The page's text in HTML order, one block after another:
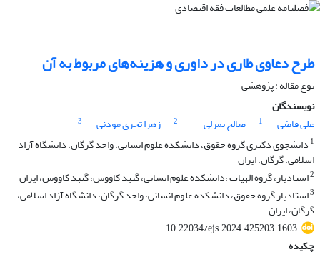
طرح دعاوی طاری در داوری و هزینه‌های مربوط به آن
نوع مقاله : پژوهشی
نویسندگان
علی قاضی
1 صالح یمرلی 2 زهرا تجری موذنی
3
1 دانشجوی دکتری گروه حقوق، دانشکده علوم انسانی، واحد گرگان، دانشگاه آزاد
اسلامی، گرگان، ایران
2استادیار، گروه الهیات ،دانشکده علوم انسانی، گنبد کاووس، گنبد کاووس، ایران
3استادیار گروه حقوق، دانشکده علوم انسانی، واحد گرگان، دانشگاه آزاد اسلامی،
گرگان، ایران.
10.22034/ejs.2024.425203.1603
چکیده